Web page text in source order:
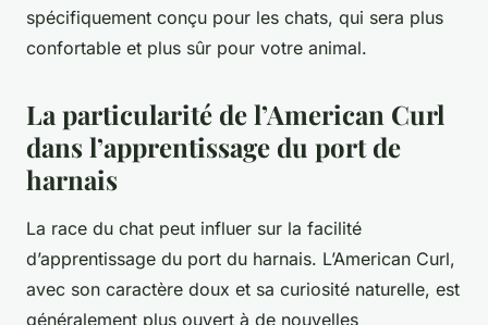
spécifiquement conçu pour les chats, qui sera plus
confortable et plus sûr pour votre animal.
La particularité de l’American Curl
dans l’apprentissage du port de
harnais
La race du chat peut influer sur la facilité
d’apprentissage du port du harnais. L’American Curl,
avec son caractère doux et sa curiosité naturelle, est
généralement plus ouvert à de nouvelles